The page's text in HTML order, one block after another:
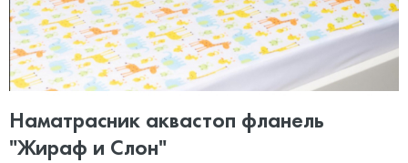
Наматрасник аквастоп фланель
"Жираф и Слон"